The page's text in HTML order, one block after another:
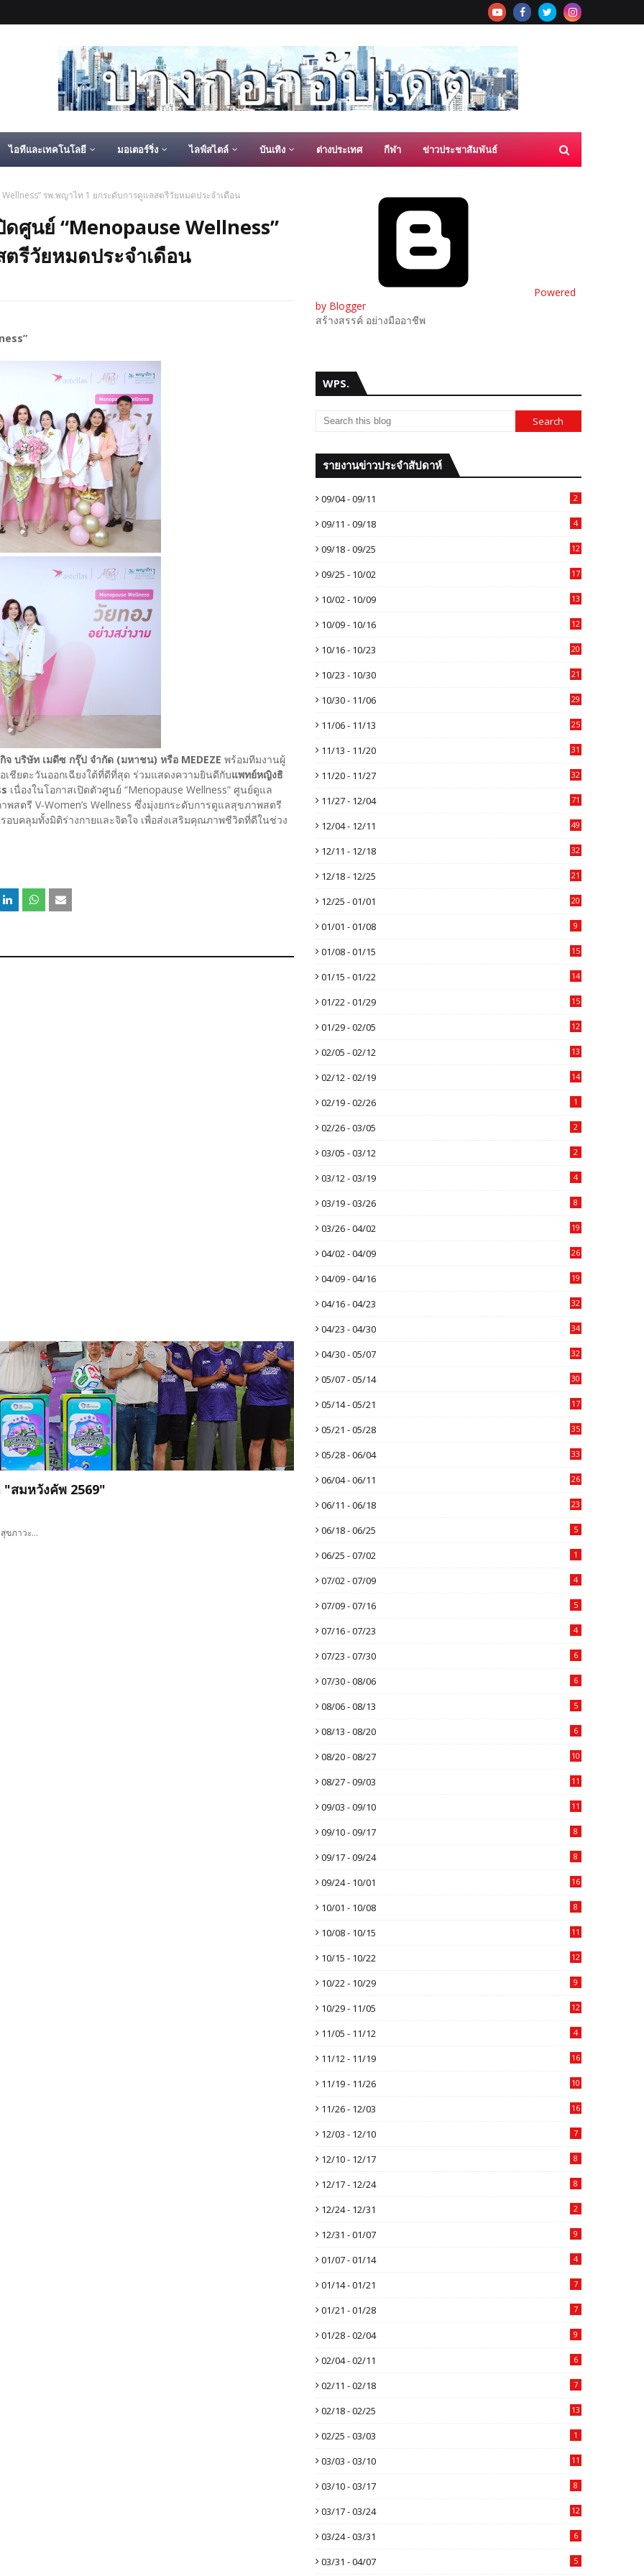
ไอทีและเทคโนโลยี มอเตอร์ริ่ง ไลฟ์สไตล์ บันเทิง ต่างประเทศ กีฬา ข่าวประชาสัมพันธ์
รพ.พญาไท 1 ยกระดับการดูแลสตรีวัยหมดประจำเดือน
ดศูนย์ “Menopause Wellness”
รีวัยหมดประจำเดือน
บริษัท เมดีซ กรุ๊ป จำกัด (มหาชน) หรือ MEDEZE พร้อมทีมงานผู้
ชียตะวันออกเฉียงใต้ที่ดีที่สุด ร่วมแสดงความยินดีกับแพทย์หญิงธิ
เนื่องในโอกาสเปิดตัวศูนย์ “Menopause Wellness” ศูนย์ดูแล
ตรี V-Women’s Wellness ซึ่งมุ่งยกระดับการดูแลสุขภาพสตรี
บคลุมทั้งมิติร่างกายและจิตใจ เพื่อส่งเสริมคุณภาพชีวิตที่ดีในช่วง
"สมหวังคัพ 2569"
ขภาวะ…
Powered
by Blogger
สร้างสรรค์ อย่างมืออาชีพ
WPS.
รายงานข่าวประจำสัปดาห์
09/04 - 09/11 2
09/11 - 09/18 4
09/18 - 09/25 12
09/25 - 10/02 17
10/02 - 10/09 13
10/09 - 10/16 12
10/16 - 10/23 20
10/23 - 10/30 21
10/30 - 11/06 29
11/06 - 11/13 25
11/13 - 11/20 31
11/20 - 11/27 32
11/27 - 12/04 71
12/04 - 12/11 49
12/11 - 12/18 32
12/18 - 12/25 21
12/25 - 01/01 20
01/01 - 01/08 9
01/08 - 01/15 15
01/15 - 01/22 14
01/22 - 01/29 15
01/29 - 02/05 12
02/05 - 02/12 13
02/12 - 02/19 14
02/19 - 02/26 1
02/26 - 03/05 2
03/05 - 03/12 2
03/12 - 03/19 4
03/19 - 03/26 8
03/26 - 04/02 19
04/02 - 04/09 26
04/09 - 04/16 19
04/16 - 04/23 32
04/23 - 04/30 34
04/30 - 05/07 32
05/07 - 05/14 30
05/14 - 05/21 17
05/21 - 05/28 35
05/28 - 06/04 33
06/04 - 06/11 26
06/11 - 06/18 23
06/18 - 06/25 5
06/25 - 07/02 1
07/02 - 07/09 4
07/09 - 07/16 5
07/16 - 07/23 4
07/23 - 07/30 6
07/30 - 08/06 6
08/06 - 08/13 5
08/13 - 08/20 6
08/20 - 08/27 10
08/27 - 09/03 11
09/03 - 09/10 11
09/10 - 09/17 8
09/17 - 09/24 8
09/24 - 10/01 16
10/01 - 10/08 8
10/08 - 10/15 11
10/15 - 10/22 12
10/22 - 10/29 9
10/29 - 11/05 12
11/05 - 11/12 4
11/12 - 11/19 16
11/19 - 11/26 10
11/26 - 12/03 16
12/03 - 12/10 7
12/10 - 12/17 8
12/17 - 12/24 8
12/24 - 12/31 2
12/31 - 01/07 9
01/07 - 01/14 4
01/14 - 01/21 7
01/21 - 01/28 7
01/28 - 02/04 9
02/04 - 02/11 6
02/11 - 02/18 7
02/18 - 02/25 13
02/25 - 03/03 1
03/03 - 03/10 11
03/10 - 03/17 8
03/17 - 03/24 12
03/24 - 03/31 6
03/31 - 04/07 5